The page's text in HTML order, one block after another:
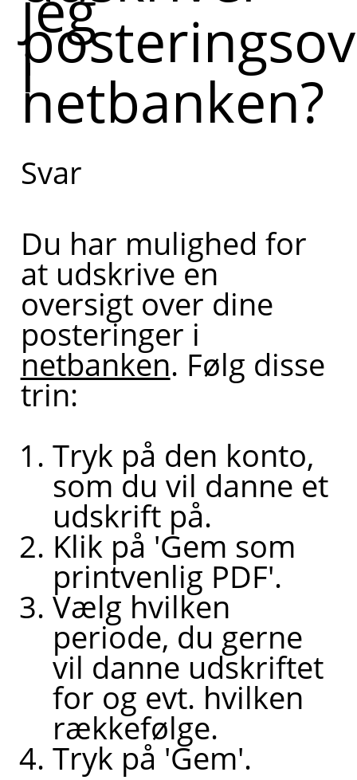
i
netbanken?
Svar
Du har mulighed for
at udskrive en
oversigt over dine
posteringer i
netbanken. Følg disse
trin:
Tryk på den konto,
som du vil danne et
udskrift på.
Klik på 'Gem som
printvenlig PDF'.
Vælg hvilken
periode, du gerne
vil danne udskriftet
for og evt. hvilken
rækkefølge.
Tryk på 'Gem'.